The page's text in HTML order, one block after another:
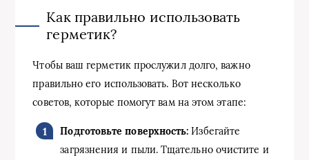
Как правильно использовать
герметик?
Чтобы ваш герметик прослужил долго, важно
правильно его использовать. Вот несколько
советов, которые помогут вам на этом этапе:
Подготовьте поверхность: Избегайте
загрязнения и пыли. Тщательно очистите и